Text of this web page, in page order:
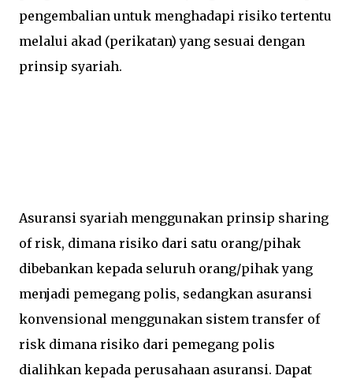
pengembalian untuk menghadapi risiko tertentu
melalui akad (perikatan) yang sesuai dengan
prinsip syariah.
Asuransi syariah menggunakan prinsip sharing
of risk, dimana risiko dari satu orang/pihak
dibebankan kepada seluruh orang/pihak yang
menjadi pemegang polis, sedangkan asuransi
konvensional menggunakan sistem transfer of
risk dimana risiko dari pemegang polis
dialihkan kepada perusahaan asuransi. Dapat